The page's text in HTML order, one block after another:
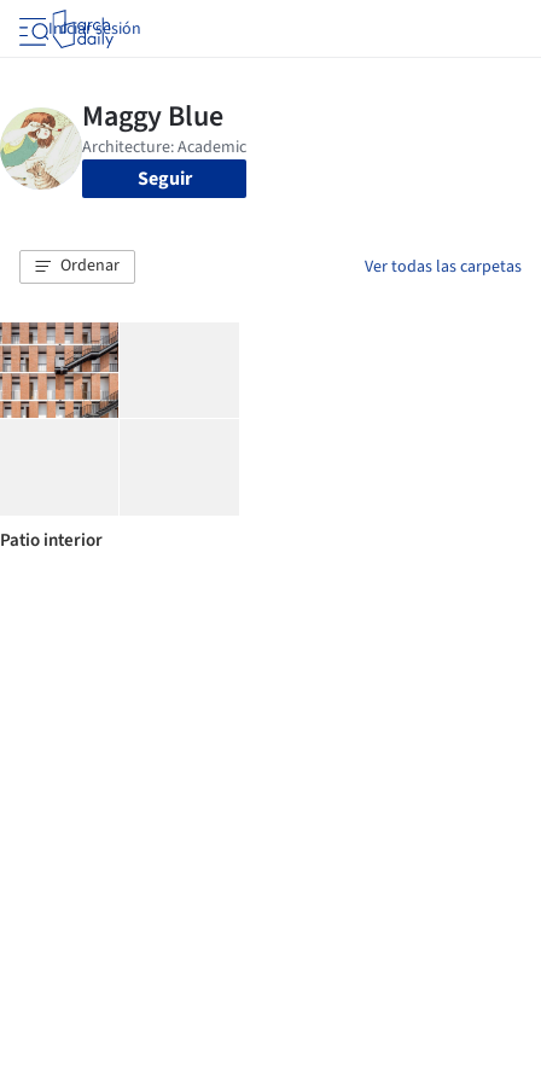
Iniciar sesión
Seguir
Ordenar Ver todas las carpetas
Patio interior